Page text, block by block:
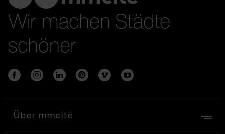
Wir machen Städte
schöner
Über mmcité